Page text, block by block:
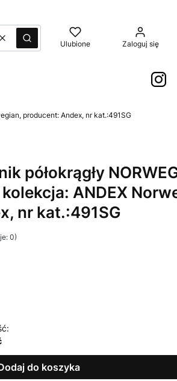
WyczyśćSzukaj Ulubione Zaloguj się
producent: Andex, nr kat.:491SG
półokrągły
ANDEX
nr kat.:491SG
0)
do koszyka